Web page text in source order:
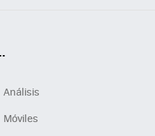
Análisis
Móviles